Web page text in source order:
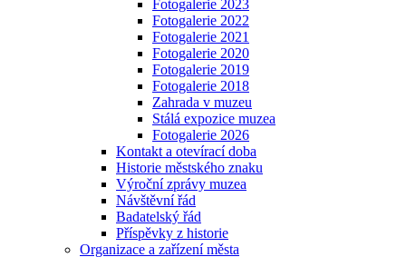
Fotogalerie 2023
Fotogalerie 2022
Fotogalerie 2021
Fotogalerie 2020
Fotogalerie 2019
Fotogalerie 2018
Zahrada v muzeu
Stálá expozice muzea
Fotogalerie 2026
Kontakt a otevírací doba
Historie městského znaku
Výroční zprávy muzea
Návštěvní řád
Badatelský řád
Příspěvky z historie
Organizace a zařízení města